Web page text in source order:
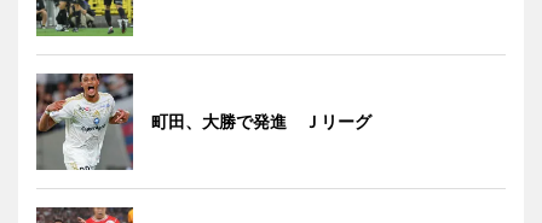
町田、大勝で発進 Ｊリーグ